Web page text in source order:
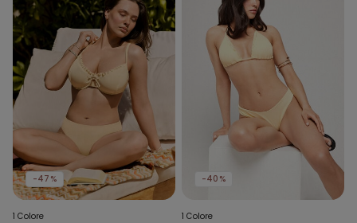
-47%
1 Colore
-40%
1 Colore